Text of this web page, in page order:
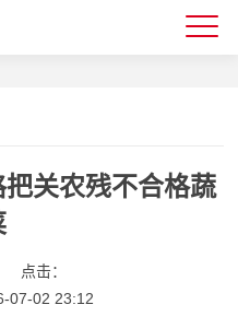
关农残不合格蔬
点击：
07-02 23:12